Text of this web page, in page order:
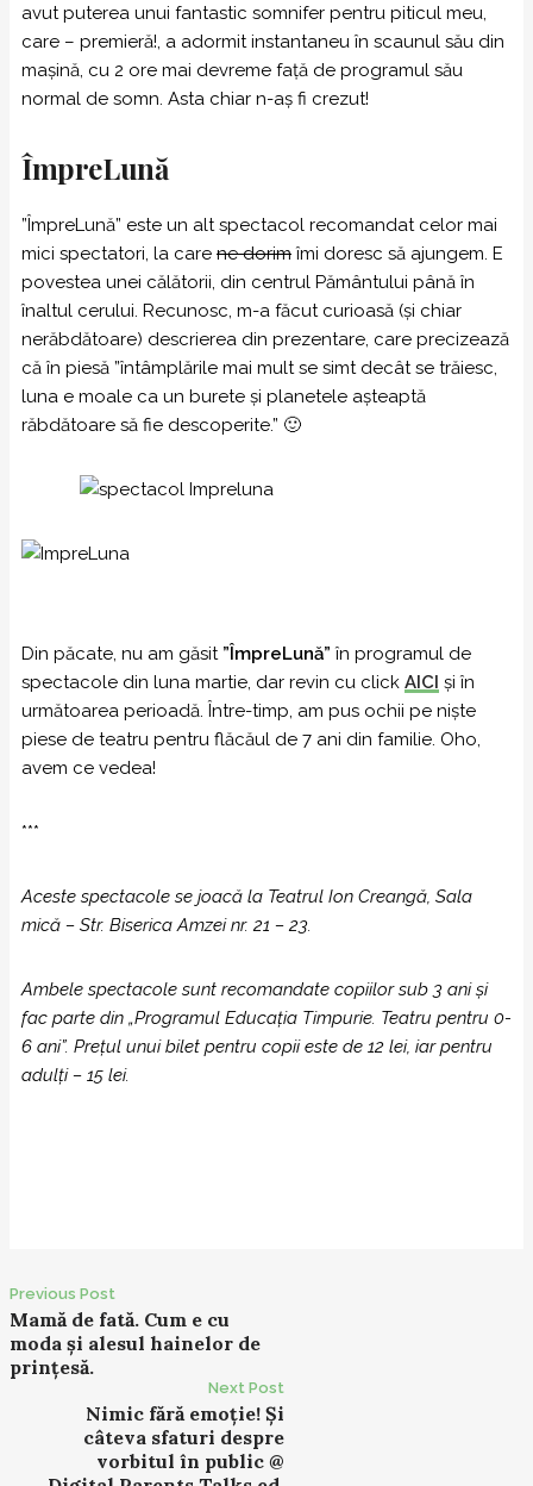
avut puterea unui fantastic somnifer pentru piticul meu,
care – premieră!, a adormit instantaneu în scaunul său din
mașină, cu 2 ore mai devreme față de programul său
normal de somn. Asta chiar n-aș fi crezut!
ÎmpreLună
”ÎmpreLună” este un alt spectacol recomandat celor mai
mici spectatori, la care ne dorimîmi doresc să ajungem. E
povestea unei călătorii, din centrul Pământului până în
înaltul cerului. Recunosc, m-a făcut curioasă (și chiar
nerăbdătoare) descrierea din prezentare, care precizează
că în piesă ”întâmplările mai mult se simt decât se trăiesc,
luna e moale ca un burete și planetele așteaptă
răbdătoare să fie descoperite.” 🙂
Din păcate, nu am găsit ”ÎmpreLună” în programul de
spectacole din luna martie, dar revin cu click AICI și în
următoarea perioadă. Între-timp, am pus ochii pe niște
piese de teatru pentru flăcăul de 7 ani din familie. Oho,
avem ce vedea!
***
Aceste spectacole se joacă la Teatrul Ion Creangă, Sala
mică – Str. Biserica Amzei nr. 21 – 23.
Ambele spectacole sunt recomandate copiilor sub 3 ani și
fac parte din „Programul Educația Timpurie. Teatru pentru 0-
6 ani”. Prețul unui bilet pentru copii este de 12 lei, iar pentru
adulți – 15 lei.
P
o
s
Previous Post
Mamă de fată. Cum e cu
moda și alesul hainelor de
prințesă.
Next Post
Nimic fără emoție! Și
câteva sfaturi despre
vorbitul în public @